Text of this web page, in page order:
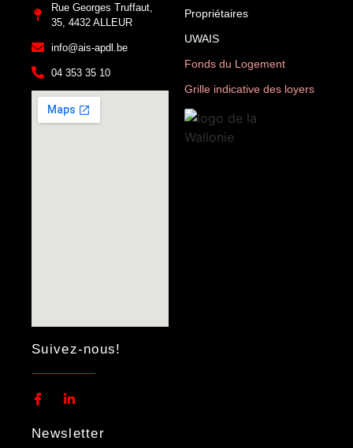
Rue Georges Truffaut,
35, 4432 ALLEUR
info@ais-apdl.be
04 353 35 10
Propriétaires
UWAIS
Fonds du Logement
Grille indicative des loyers
Suivez-nous!
Newsletter